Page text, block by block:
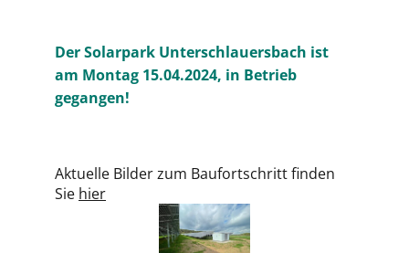
Der Solarpark Unterschlauersbach ist
am Montag 15.04.2024, in Betrieb
gegangen!
Aktuelle Bilder zum Baufortschritt finden
Sie hier